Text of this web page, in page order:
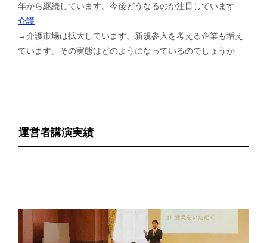
年から継続しています。今後どうなるのか注目しています
介護
→介護市場は拡大しています。新規参入を考える企業も増え
ています。その実態はどのようになっているのでしょうか
運営者講演実績